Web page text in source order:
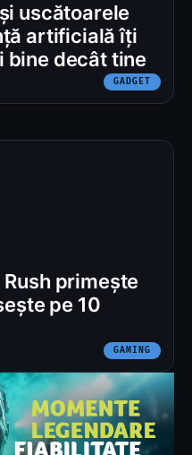
uscătoarele
artificială îți
bine decât tine
GADGET
primește
pe 10
GAMING